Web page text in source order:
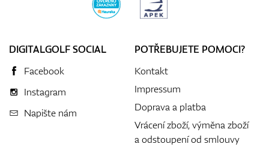
DIGITALGOLF SOCIAL
Facebook
Instagram
Napište nám
POTŘEBUJETE POMOCI?
Kontakt
Impressum
Doprava a platba
Vrácení zboží, výměna zboží
a odstoupení od smlouvy